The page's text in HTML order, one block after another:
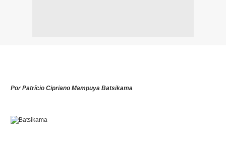
PorPatrício Cipriano Mampuya Batsikama